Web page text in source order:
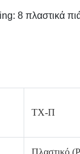
8 πλαστικά
TX-Π
Πλαστικό